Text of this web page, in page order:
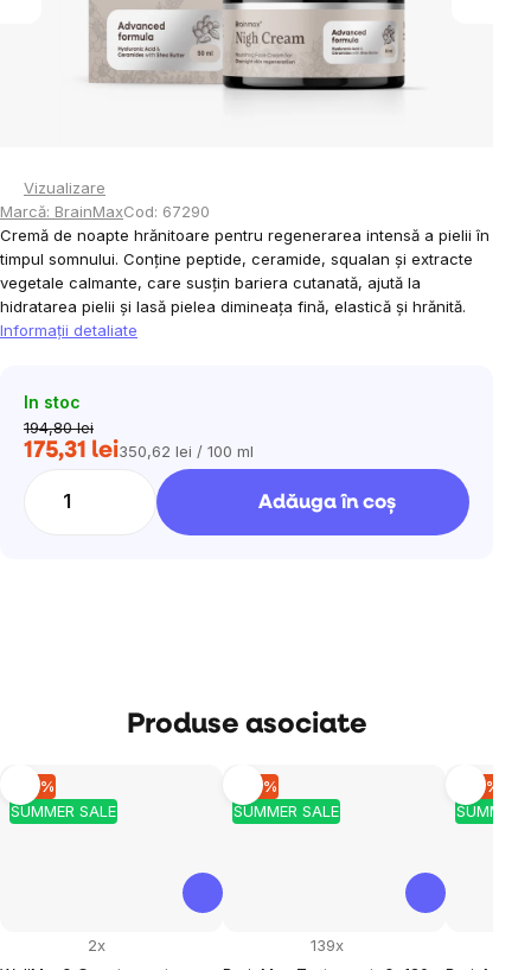
Vizualizare
Marcă: BrainMaxCod: 67290
Cremă de noapte hrănitoare pentru regenerarea intensă a pielii în
timpul somnului. Conține peptide, ceramide, squalan și extracte
vegetale calmante, care susțin bariera cutanată, ajută la
hidratarea pielii și lasă pielea dimineața fină, elastică și hrănită.
Informaţii detaliate
In stoc
194,80 lei
175,31 leiEvaluare
350,62 lei / 100 ml
Adăuga în coş
Produse asociate
SUMMER SALE
–10 %
2x
SUMMER SALE
–10 %
139x
SUMMER
–10 %